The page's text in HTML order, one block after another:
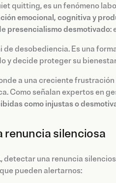
quitting, es un fenómeno
emocional, cognitiva y
presencialismo desmotivado:
de desobediencia. Es una
y decide proteger su
a una creciente
Como señalan expertos en
como injustas o
renuncia silenciosa
detectar una renuncia
pueden alertarnos: